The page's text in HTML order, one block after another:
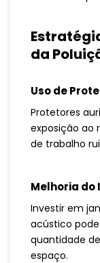
da
Uso de
Protetores
exposição ao
de trabalho
Melhoria
Investir em
acústico
quantidade
espaço.